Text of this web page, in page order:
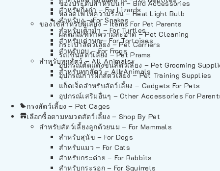
ของประดับสำหรับนก – Bird Accessories
หลอดไฟให้ความร้อน – Heat Light Bulb
ของใช้สำหรับผู้เลี้ยง – Items For Pet Parents
ผลิตภัณฑ์ทำความสะอาด – Pet Cleaning
กระเป๋าสัตว์เลี้ยง – Pet Carriers
รถเข็นสัตว์เลี้ยง – Pet Prams
อุปกรณ์ตัดแต่งขนสัตว์เลี้ยง – Pet Grooming
อุปกรณ์การฝึกสัตว์เลี้ยง – Pet Training Supplies
แก็ดเจ็ตสำหรับสัตว์เลี้ยง – Gadgets For Pets
อุปกรณ์เสริมอื่นๆ – Other Accessories For
กรงสัตว์เลี้ยง – Pet Cages
เลือกซื้อตามหมวดสัตว์เลี้ยง – Shop By Pet
สำหรับสัตว์เลี้ยงลูกด้วยนม – For Mammals
สำหรับสุนัข – For Dogs
สำหรับแมว – For Cats
สำหรับกระต่าย – For Rabbits
สำหรับกระรอก – For Squirrels
สำหรับกิ้งก่า – For Lizards
สำหรับงู – For Snakes
สำหรับเต่าน้ำ – For Turtles
สำหรับเต่าบก – For Tortoises
สำหรับกบ – For Frogs
สำหรับทุกสัตว์ – All Animals
สำหรับทุกสัตว์ – All Animals